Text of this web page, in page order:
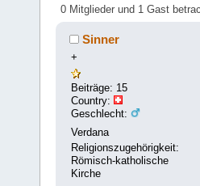
mal)
0 Mitglieder und 1 Gast
Sinner
+
Beiträge: 15
Country:
Geschlecht:
Verdana
Religionszugehörigkeit:
Römisch-katholische
Kirche